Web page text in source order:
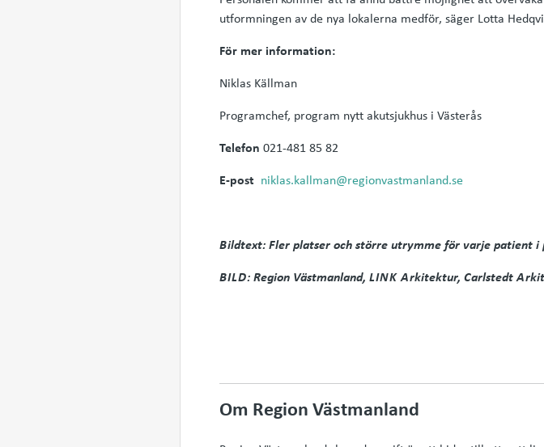
utformningen av de nya lokalerna medför, säger Lotta
För mer information:
Niklas Källman
Programchef, program nytt akutsjukhus i Västerås
Telefon 021-481 85 82
E-post niklas.kallman@regionvastmanland.se
Bildtext: Fler platser och större utrymme för varje patient i
BILD: Region Västmanland, LINK Arkitektur, Carlstedt
Om Region Västmanland